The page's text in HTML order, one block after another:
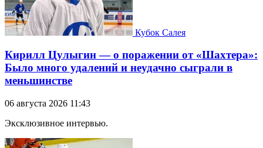
Кубок Салея
Кирилл Цулыгин — о поражении от «Шахтера»:
Было много удалений и неудачно сыграли в
меньшинстве
06 августа 2026 11:43
Эксклюзивное интервью.